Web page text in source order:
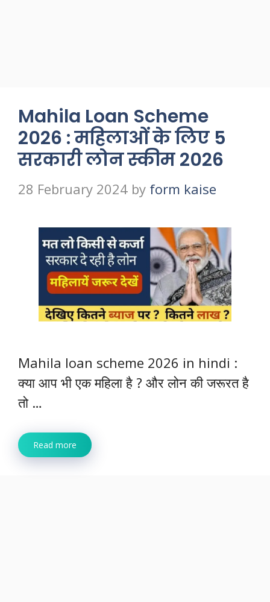
Mahila Loan Scheme
2026 : महिलाओं के लिए 5
सरकारी लोन स्कीम 2026
28 February 2024 by form kaise
Mahila loan scheme 2026 in hindi :
क्या आप भी एक महिला है ? और लोन की जरूरत है
तो …
Read more